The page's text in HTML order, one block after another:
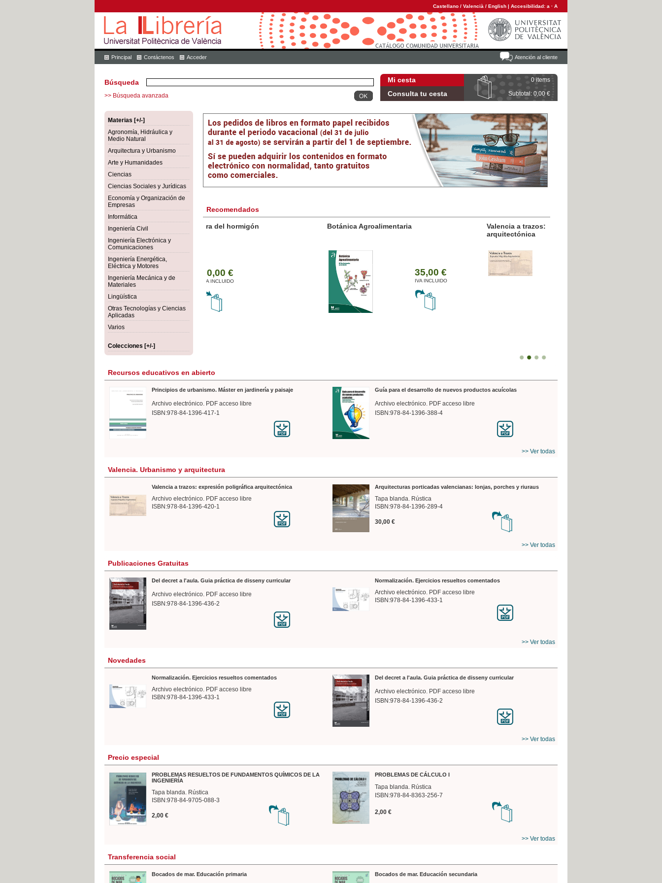
Castellano / Valencià / English | Accesibilidad: a · A
Atención al cliente
Principal Contáctenos Acceder
Mi cesta 0 items
Consulta tu cesta Subtotal: 0,00 €
Búsqueda
>> Búsqueda avanzada
Materias [+/-]
Agronomía, Hidráulica y
Medio Natural
Arquitectura y Urbanismo
Arte y Humanidades
Ciencias
Ciencias Sociales y Jurídicas
Economía y Organización de
Empresas
Informática
Ingeniería Civil
Ingeniería Electrónica y
Comunicaciones
Ingeniería Energética,
Eléctrica y Motores
Ingeniería Mecánica y de
Materiales
Lingüística
Otras Tecnologías y Ciencias
Aplicadas
Varios
Colecciones [+/-]
Recomendados
Botánica Agroalimentaria
Valencia a trazos: expresión poligráfica
Recursos educativos en abierto
Principios de urbanismo. Máster en jardinería y paisaje
Archivo electrónico. PDF acceso libre
ISBN:978-84-1396-417-1
Guía para el desarrollo de nuevos productos acuícolas
Archivo electrónico. PDF acceso libre
ISBN:978-84-1396-388-4
>> Ver todas
Valencia. Urbanismo y arquitectura
Valencia a trazos: expresión poligráfica arquitectónica
Archivo electrónico. PDF acceso libre
ISBN:978-84-1396-420-1
Arquitecturas porticadas valencianas: lonjas, porches y riuraus
Tapa blanda. Rústica
ISBN:978-84-1396-289-4
30,00 €
>> Ver todas
Publicaciones Gratuitas
Del decret a l'aula. Guia práctica de disseny curricular
Archivo electrónico. PDF acceso libre
ISBN:978-84-1396-436-2
Normalización. Ejercicios resueltos comentados
Archivo electrónico. PDF acceso libre
ISBN:978-84-1396-433-1
>> Ver todas
Novedades
Normalización. Ejercicios resueltos comentados
Archivo electrónico. PDF acceso libre
ISBN:978-84-1396-433-1
Del decret a l'aula. Guia práctica de disseny curricular
Archivo electrónico. PDF acceso libre
ISBN:978-84-1396-436-2
>> Ver todas
Precio especial
PROBLEMAS RESUELTOS DE FUNDAMENTOS QUÍMICOS DE LA
INGENIERÍA
Tapa blanda. Rústica
ISBN:978-84-9705-088-3
2,00 €
PROBLEMAS DE CÁLCULO I
Tapa blanda. Rústica
ISBN:978-84-8363-256-7
2,00 €
>> Ver todas
Transferencia social
Bocados de mar. Educación primaria Bocados de mar. Educación secundaria